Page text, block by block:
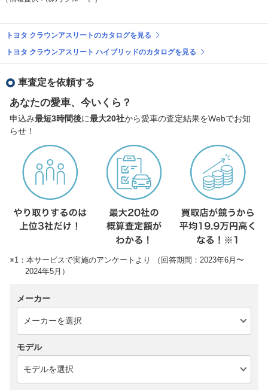
トヨタ クラウンアスリートのカタログを見る
トヨタ クラウンアスリート ハイブリッドのカタログを見る
車査定を依頼する
あなたの愛車、今いくら？
申込み最短3時間後に最大20社から愛車の査定結果をWebでお知
らせ！
※1：本サービスで実施のアンケートより （回答期間：2023年6月〜
2024年5月）
メーカー
モデル